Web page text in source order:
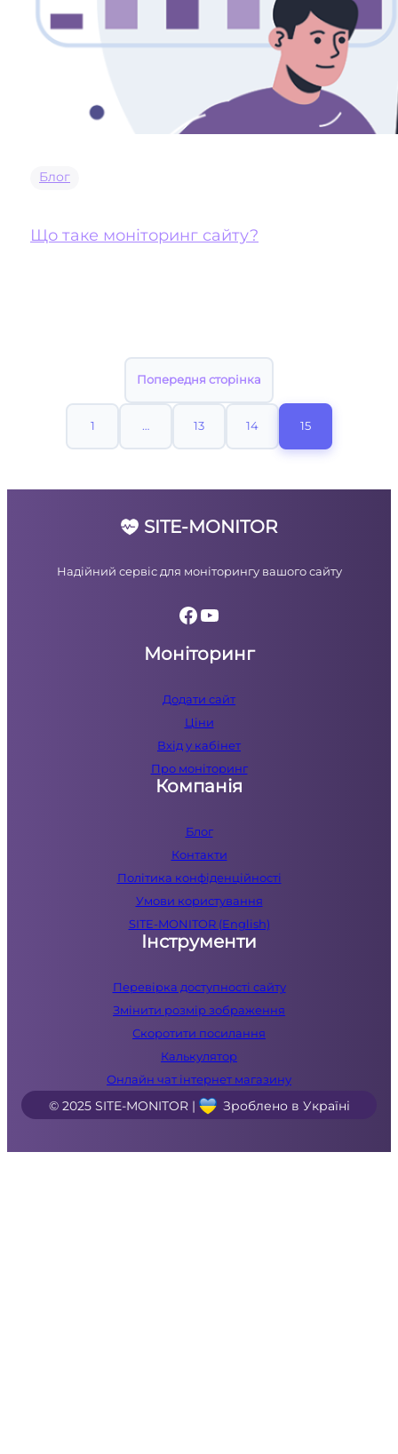
Блог
Що таке моніторинг сайту?
Попередня сторінка
1 … 13 14 15
SITE-MONITOR
Надійний сервіс для моніторингу вашого сайту
Facebook YouTube
Моніторинг
Додати сайт
Ціни
Вхід у кабінет
Про моніторинг
Компанія
Блог
Контакти
Політика конфіденційності
Умови користування
SITE-MONITOR (English)
Інструменти
Перевірка доступності сайту
Змінити розмір зображення
Скоротити посилання
Калькулятор
Онлайн чат інтернет магазину
© 2025 SITE-MONITOR | Зроблено в Україні